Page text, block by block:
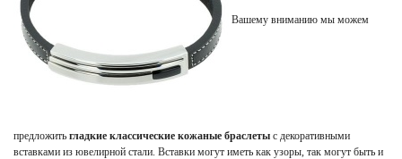
Вашему вниманию мы можем
предложить гладкие классические кожаные браслеты с декоративными
вставками из ювелирной стали. Вставки могут иметь как узоры, так могут быть и